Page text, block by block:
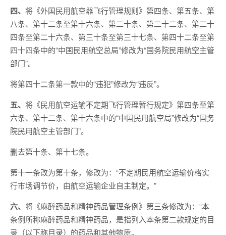
四、 将《外国民用航空器飞行管理规则》第四条、第五条、第
八条、第十二条至第十六条、第二十条、第二十二条、第二十
四条至第二十六条、第三十条至第三十七条、第四十二条至第
四十四条中的“中国民用航空总局”修改为“国务院民用航空主管
部门”。
将第四十二条第一款中的“违犯”修改为“违反”。
五、 将《民用航空运输不定期飞行管理暂行规定》第四条至第
六条、第十二条、第十六条中的“中国民用航空局”修改为“国务
院民用航空主管部门”。
删去第十条、第十七条。
第十一条改为第十条，修改为：“不定期民用航空运输价格实
行市场调节价，由航空运输企业自主制定。”
六、 将《麻醉药品和精神药品管理条例》第三条修改为：“本
条例所称麻醉药品和精神药品，是指列入本条第二款规定的目
录（以下称目录）的药品和其他物质。